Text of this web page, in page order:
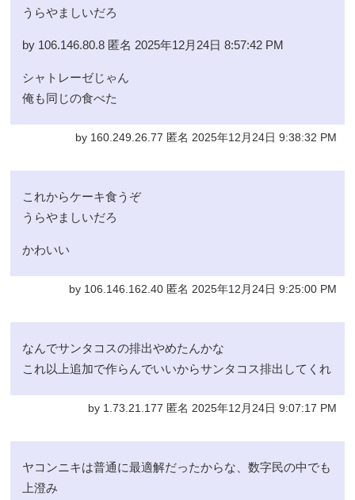
うらやましいだろ
by 106.146.80.8 匿名 2025年12月24日 8:57:42 PM
シャトレーゼじゃん
俺も同じの食べた
by 160.249.26.77 匿名 2025年12月24日 9:38:32 PM
これからケーキ食うぞ
うらやましいだろ
かわいい
by 106.146.162.40 匿名 2025年12月24日 9:25:00 PM
なんでサンタコスの排出やめたんかな
これ以上追加で作らんでいいからサンタコス排出してくれ
by 1.73.21.177 匿名 2025年12月24日 9:07:17 PM
ヤコンニキは普通に最適解だったからな、数字民の中でも
上澄み